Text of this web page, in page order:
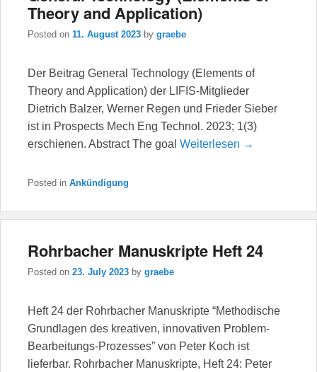
Theory and Application)
Posted on 11. August 2023 by graebe
Der Beitrag General Technology (Elements of
Theory and Application) der LIFIS-Mitglieder
Dietrich Balzer, Werner Regen und Frieder Sieber
ist in Prospects Mech Eng Technol. 2023; 1(3)
erschienen. Abstract The goal Weiterlesen →
Posted in Ankündigung
Rohrbacher Manuskripte Heft 24
Posted on 23. July 2023 by graebe
Heft 24 der Rohrbacher Manuskripte “Methodische
Grundlagen des kreativen, innovativen Problem-
Bearbeitungs-Prozesses” von Peter Koch ist
lieferbar. Rohrbacher Manuskripte, Heft 24: Peter